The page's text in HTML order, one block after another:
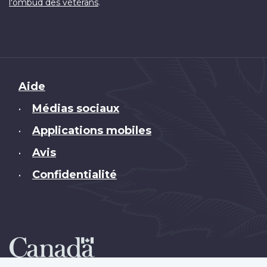
l'ombud des vétérans
Brand
Aide
• Médias sociaux
• Applications mobiles
• Avis
• Confidentialité